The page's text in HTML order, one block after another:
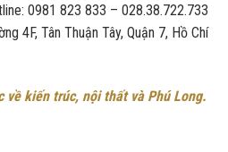
0981 823 833 – 028.38.722.733
4F, Tân Thuận Tây, Quận 7, Hồ Chí
về kiến trúc, nội thất và Phú Long.